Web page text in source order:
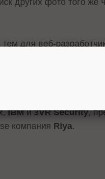
для веб-
пользователей,
алгоритмов до
поиск по описывающим
развивают такие
IBMи3VR Security,
компания Riya.